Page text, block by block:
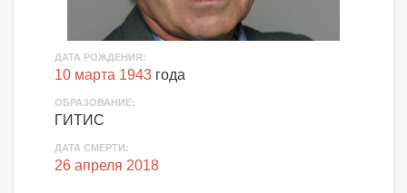
ДАТА РОЖДЕНИЯ:
10 марта 1943 года
ОБРАЗОВАНИЕ:
ГИТИС
ДАТА СМЕРТИ:
26 апреля 2018